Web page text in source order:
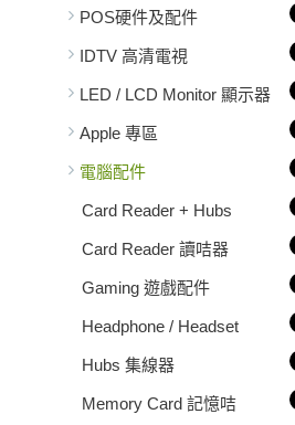
POS硬件及配件
IDTV 高清電視
LED / LCD Monitor 顯示器
Apple 專區
電腦配件
Card Reader + Hubs
Card Reader 讀咭器
Gaming 遊戲配件
Headphone / Headset
Hubs 集線器
Memory Card 記憶咭